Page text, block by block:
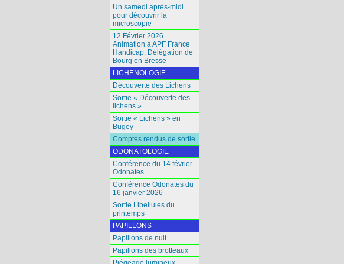
Un samedi après-midi
pour découvrir la
microscopie
12 Février 2026
Animation à APF France
Handicap, Délégation de
Bourg en Bresse
LICHENOLOGIE
Découverte des Lichens
Sortie « Découverte des
lichens »
Sortie « Lichens » en
Bugey
Comptes rendus de sortie
ODONATOLOGIE
Conférence du 14 février
Odonates
Conférence Odonates du
16 janvier 2026
Sortie Libellules du
printemps
PAPILLONS
Papillons de nuit
Papillons des brotteaux